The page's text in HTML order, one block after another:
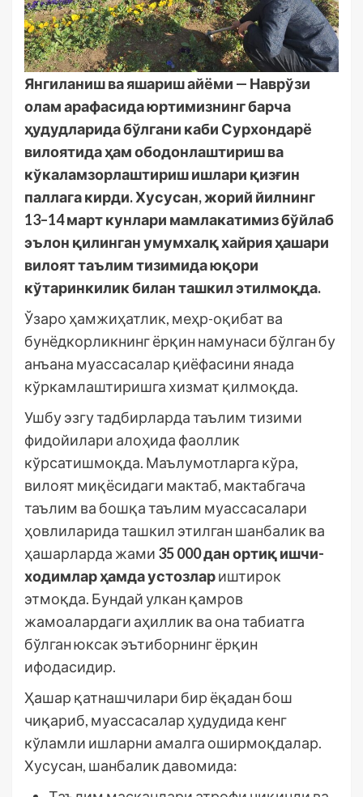
Янгиланиш ва яшариш айёми — Наврўзи
олам арафасида юртимизнинг барча
ҳудудларида бўлгани каби Сурхондарё
вилоятида ҳам ободонлаштириш ва
кўкаламзорлаштириш ишлари қизғин
паллага кирди. Хусусан, жорий йилнинг
13–14 март кунлари мамлакатимиз бўйлаб
эълон қилинган умумхалқ хайрия ҳашари
вилоят таълим тизимида юқори
кўтаринкилик билан ташкил этилмоқда.
Ўзаро ҳамжиҳатлик, меҳр-оқибат ва
бунёдкорликнинг ёрқин намунаси бўлган бу
анъана муассасалар қиёфасини янада
кўркамлаштиришга хизмат қилмоқда.
Ушбу эзгу тадбирларда таълим тизими
фидойилари алоҳида фаоллик
кўрсатишмоқда. Маълумотларга кўра,
вилоят миқёсидаги мактаб, мактабгача
таълим ва бошқа таълим муассасалари
ҳовлиларида ташкил этилган шанбалик ва
ҳашарларда жами 35 000 дан ортиқ ишчи-
ходимлар ҳамда устозлариштирок
этмоқда. Бундай улкан қамров
жамоалардаги аҳиллик ва она табиатга
бўлган юксак эътиборнинг ёрқин
ифодасидир.
Ҳашар қатнашчилари бир ёқадан бош
чиқариб, муассасалар ҳудудида кенг
кўламли ишларни амалга оширмоқдалар.
Хусусан, шанбалик давомида: